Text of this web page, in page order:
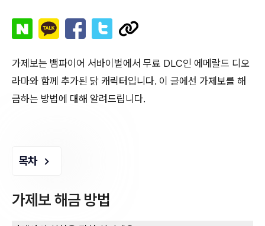
가제보는 뱀파이어 서바이벌에서 무료 DLC인 에메랄드 디오
라마와 함께 추가된 닭 캐릭터입니다. 이 글에선 가제보를 해
금하는 방법에 대해 알려드립니다.
목차
가제보 해금 방법